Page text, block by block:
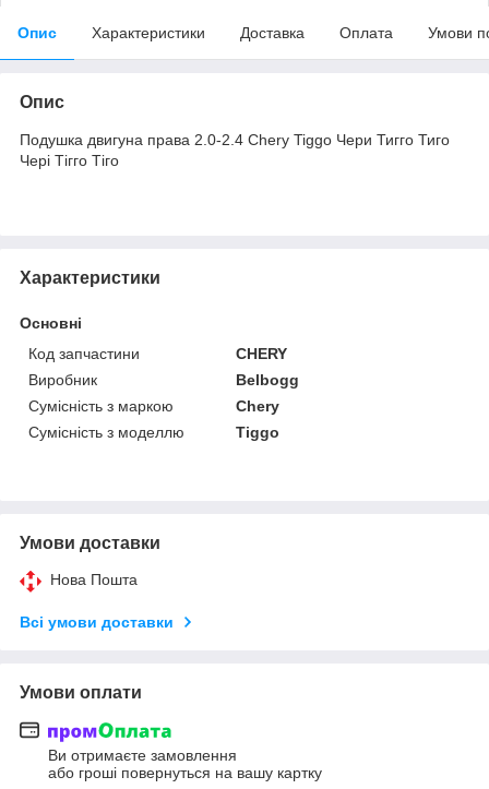
Опис Характеристики Доставка Оплата Умови
Опис
Подушка двигуна права 2.0-2.4 Chery Tiggo Чери Тигго Тиго
Чері Тігго Тіго
Характеристики
Основні
Код запчастини
CHERY
Виробник
Belbogg
Сумісність з маркою
Chery
Сумісність з моделлю
Tiggo
Умови доставки
Нова Пошта
Всі умови доставки
Умови оплати
Ви отримаєте замовлення
або гроші повернуться на вашу картку